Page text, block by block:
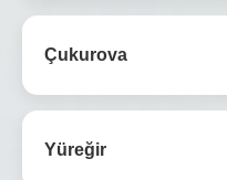
Çukurova
Yüreğir